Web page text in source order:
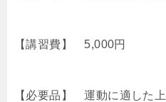
【講習費】 5,000円
【必要品】 運動に適した